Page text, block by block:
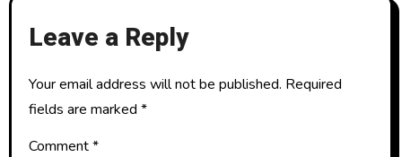
Leave a Reply
Your email address will not be published. Required
fields are marked *
Comment*